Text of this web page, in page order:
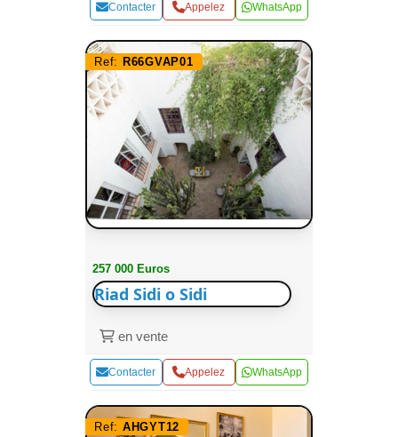
Contacter Appelez WhatsApp
Ref: R66GVAP01
257 000 Euros
Riad Sidi o Sidi
en vente
Contacter Appelez WhatsApp
Ref: AHGYT12